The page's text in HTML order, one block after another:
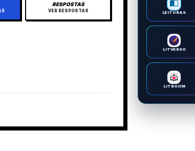
RESPOSTAS
VER RESPOSTAS LEITURAS
LITVERSO
LITBOOM